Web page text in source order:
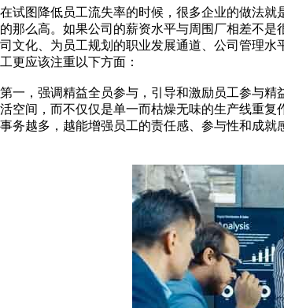
在试图降低员工流失率的时候，很多企业的做法
的那么高。如果公司的薪资水平与周围厂相差不
司文化、为员工规划的职业发展通道、公司管理
工更应该注重以下方面：
第一，强调精益全员参与，引导和激励员工参与
活空间，而不仅仅是单一而枯燥无味的生产线重
事务越多，越能增强员工的责任感、参与性和成就